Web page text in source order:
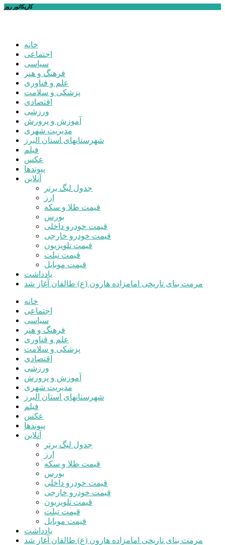
کاریکاتور روز
خانه
اجتماعی
سیاسی
فرهنگ و هنر
علم و فناوری
پزشکی و سلامت
اقتصادی
ورزشی
آموزش و پرورش
مدیریت شهری
شهرستانهای استان البرز
فیلم
عکس
پیوندها
آنلاین
جدول لیگ برتر
ارز
قیمت طلا و سکه
بورس
قیمت خودرو داخلی
قیمت خودرو خارجی
قیمت تلویزیون
قیمت تبلت
قیمت موبایل
یادداشت
مرمت بنای تاریخی امامزاده هارون (ع) طالقان آغاز شد
خانه
اجتماعی
سیاسی
فرهنگ و هنر
علم و فناوری
پزشکی و سلامت
اقتصادی
ورزشی
آموزش و پرورش
مدیریت شهری
شهرستانهای استان البرز
فیلم
عکس
پیوندها
آنلاین
جدول لیگ برتر
ارز
قیمت طلا و سکه
بورس
قیمت خودرو داخلی
قیمت خودرو خارجی
قیمت تلویزیون
قیمت تبلت
قیمت موبایل
یادداشت
مرمت بنای تاریخی امامزاده هارون (ع) طالقان آغاز شد